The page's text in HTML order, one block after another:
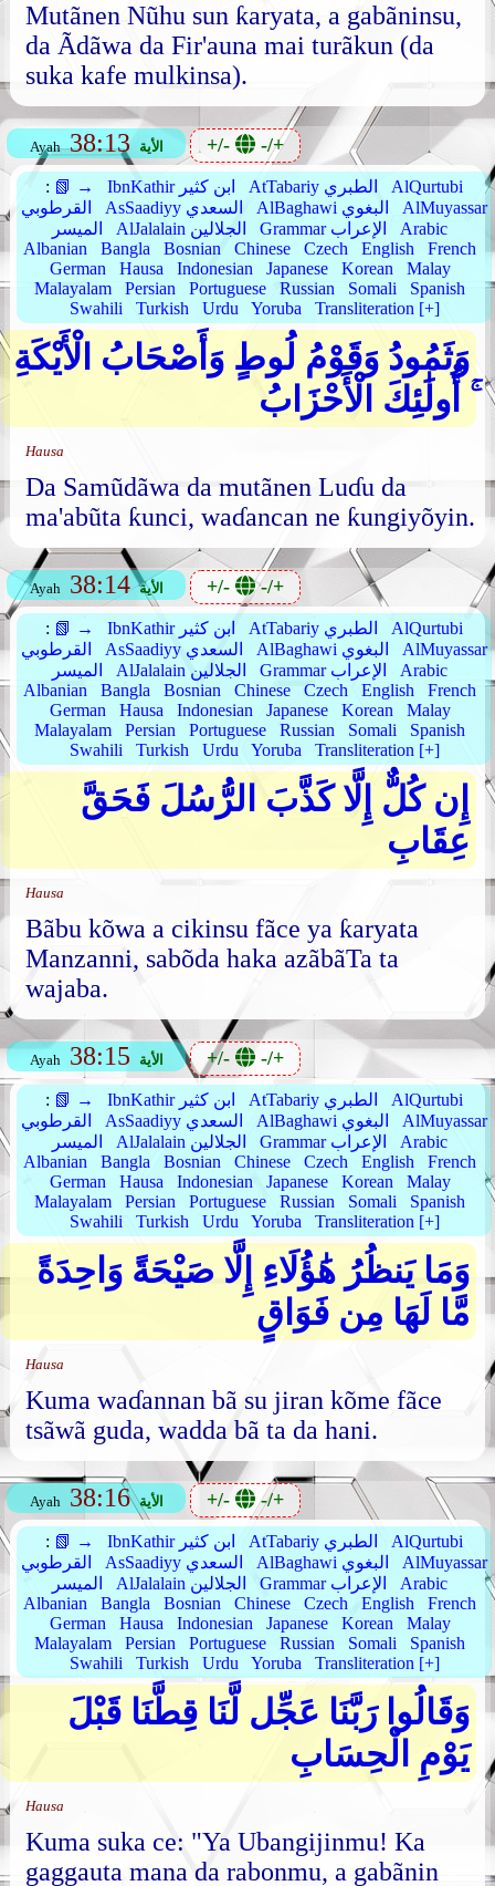
Mutãnen Nũhu sun ƙaryata, a gabãninsu,
da Ãdãwa da Fir'auna mai turãkun (da
suka kafe mulkinsa).
Ayah 38:13 الأية +/- -/+
: 📗 → IbnKathir ابن كثير AtTabariy الطبري
AlQurtubi
القرطوبي
AsSaadiyy السعدي AlBaghawi البغوي
AlMuyassar
الميسر
AlJalalain الجلالين Grammar الإعراب
Arabic
Albanian
Bangla Bosnian Chinese Czech English
French
German
Hausa Indonesian Japanese Korean
Malay
Malayalam
Persian Portuguese Russian Somali
Spanish
Swahili
Turkish Urdu Yoruba Transliteration [+]
وَثَمُودُ وَقَوْمُ لُوطٍ وَأَصْحَابُ الْأَيْكَةِ
ۚ أُولَٰئِكَ الْأَحْزَابُ
Hausa
Da Samũdãwa da mutãnen Luɗu da
ma'abũta ƙunci, waɗancan ne ƙungiyõyin.
Ayah 38:14 الأية +/- -/+
: 📗 → IbnKathir ابن كثير AtTabariy الطبري
AlQurtubi
القرطوبي
AsSaadiyy السعدي AlBaghawi البغوي
AlMuyassar
الميسر
AlJalalain الجلالين Grammar الإعراب
Arabic
Albanian
Bangla Bosnian Chinese Czech English
French
German
Hausa Indonesian Japanese Korean
Malay
Malayalam
Persian Portuguese Russian Somali
Spanish
Swahili
Turkish Urdu Yoruba Transliteration [+]
إِن كُلٌّ إِلَّا كَذَّبَ الرُّسُلَ فَحَقَّ
عِقَابِ
Hausa
Bãbu kõwa a cikinsu fãce ya ƙaryata
Manzanni, sabõda haka azãbãTa ta
wajaba.
Ayah 38:15 الأية +/- -/+
: 📗 → IbnKathir ابن كثير AtTabariy الطبري
AlQurtubi
القرطوبي
AsSaadiyy السعدي AlBaghawi البغوي
AlMuyassar
الميسر
AlJalalain الجلالين Grammar الإعراب
Arabic
Albanian
Bangla Bosnian Chinese Czech English
French
German
Hausa Indonesian Japanese Korean
Malay
Malayalam
Persian Portuguese Russian Somali
Spanish
Swahili
Turkish Urdu Yoruba Transliteration [+]
وَمَا يَنظُرُ هَٰؤُلَاءِ إِلَّا صَيْحَةً وَاحِدَةً
مَّا لَهَا مِن فَوَاقٍ
Hausa
Kuma waɗannan bã su jiran kõme fãce
tsãwã guda, wadda bã ta da hani.
Ayah 38:16 الأية +/- -/+
: 📗 → IbnKathir ابن كثير AtTabariy الطبري
AlQurtubi
القرطوبي
AsSaadiyy السعدي AlBaghawi البغوي
AlMuyassar
الميسر
AlJalalain الجلالين Grammar الإعراب
Arabic
Albanian
Bangla Bosnian Chinese Czech English
French
German
Hausa Indonesian Japanese Korean
Malay
Malayalam
Persian Portuguese Russian Somali
Spanish
Swahili
Turkish Urdu Yoruba Transliteration [+]
وَقَالُوا رَبَّنَا عَجِّل لَّنَا قِطَّنَا قَبْلَ
يَوْمِ الْحِسَابِ
Hausa
Kuma suka ce: "Ya Ubangijinmu! Ka
gaggauta mana da rabonmu, a gabãnin